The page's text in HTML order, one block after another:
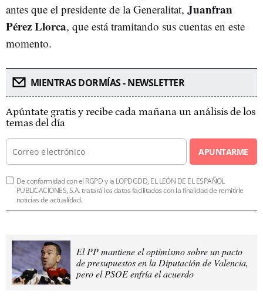
antes que el presidente de la Generalitat, Juanfran
Pérez Llorca, que está tramitando sus cuentas en este
momento.
MIENTRAS DORMÍAS - NEWSLETTER
Apúntate gratis y recibe cada mañana un análisis de los
temas del día
APUNTARME
De conformidad con el RGPD y la LOPDGDD, EL LEÓN DE EL ESPAÑOL
PUBLICACIONES, S.A. tratará los datos facilitados con la finalidad de remitirle
noticias de actualidad.
El PP mantiene el optimismo sobre un pacto
de presupuestos en la Diputación de Valencia,
pero el PSOE enfría el acuerdo